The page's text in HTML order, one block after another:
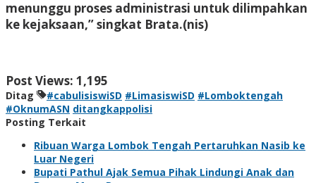
menunggu proses administrasi untuk dilimpahkan
ke kejaksaan,” singkat Brata.(nis)
Post Views: 1,195
Ditag #cabulisiswiSD #LimasiswiSD #Lomboktengah
#OknumASN ditangkappolisi
Posting Terkait
Ribuan Warga Lombok Tengah Pertaruhkan Nasib ke
Luar Negeri
Bupati Pathul Ajak Semua Pihak Lindungi Anak dan